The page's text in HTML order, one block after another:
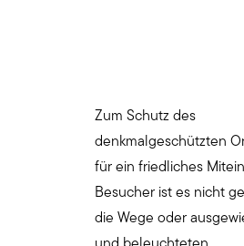
Zum Schutz des
denkmalgeschützten
für ein friedliches
Besucher ist es nicht
die Wege oder